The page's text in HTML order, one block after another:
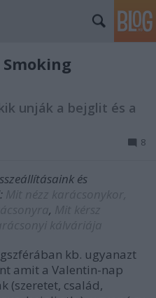
Smoking
unják a bejglit és a
8
és
,
kb. ugyanazt
amit a Valentin-nap
(szeretet, család,